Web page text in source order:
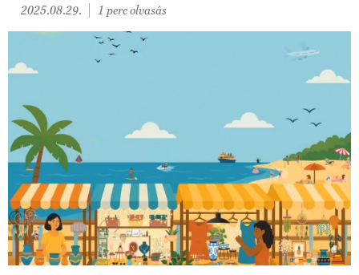
2025.08.29. 1 perc olvasás